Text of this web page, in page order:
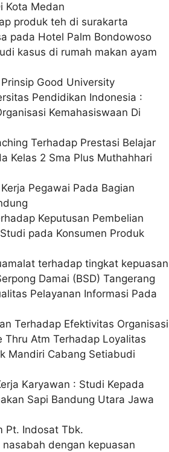
Kota Medan
produk teh di surakarta
pada Hotel Palm Bondowoso
kasus di rumah makan ayam
Good University
Pendidikan Indonesia :
Kemahasiswaan Di
Terhadap Prestasi Belajar
Kelas 2 Sma Plus Muthahhari
Pegawai Pada Bagian
Keputusan Pembelian
pada Konsumen Produk
terhadap tingkat kepuasan
Damai (BSD) Tangerang
Pelayanan Informasi Pada
Terhadap Efektivitas Organisasi
Thru Atm Terhadap Loyalitas
Mandiri Cabang Setiabudi
Karyawan : Studi Kepada
Sapi Bandung Utara Jawa
Pt. Indosat Tbk.
dengan kepuasan